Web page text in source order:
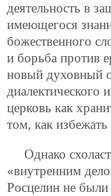
деятельность в
имеющегося
божественного
и борьба против
новый духовный
диалектического
церковь как
том, как
Однако
«внутренним
Росцелин не